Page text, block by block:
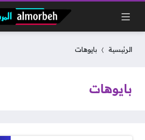
الرئيسية بايوهات
بايوهات